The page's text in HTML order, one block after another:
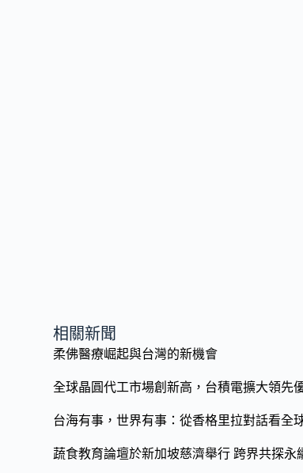
相關新聞
柔佛醫療崛起與台灣的新機會
全球晶圓代工市場創新高，台積電擴大領先
台海有事，世界有事：從香格里拉對話看全
蔬食教育論壇於新加坡慈濟舉行 跨界共探永